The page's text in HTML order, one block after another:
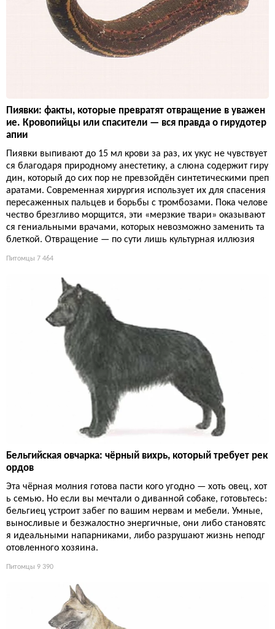
Пиявки: факты, которые превратят отвращение в уважен
ие. Кровопийцы или спасители — вся правда о гирудотер
апии
Пиявки выпивают до 15 мл крови за раз, их укус не чувствует
ся благодаря природному анестетику, а слюна содержит гиру
дин, который до сих пор не превзойдён синтетическими преп
аратами. Современная хирургия использует их для спасения
пересаженных пальцев и борьбы с тромбозами. Пока челове
чество брезгливо морщится, эти «мерзкие твари» оказывают
ся гениальными врачами, которых невозможно заменить та
блеткой. Отвращение — по сути лишь культурная иллюзия
Питомцы 7 464
Бельгийская овчарка: чёрный вихрь, который требует рек
ордов
Эта чёрная молния готова пасти кого угодно — хоть овец, хот
ь семью. Но если вы мечтали о диванной собаке, готовьтесь:
бельгиец устроит забег по вашим нервам и мебели. Умные,
выносливые и безжалостно энергичные, они либо становятс
я идеальными напарниками, либо разрушают жизнь неподг
отовленного хозяина.
Питомцы 9 390